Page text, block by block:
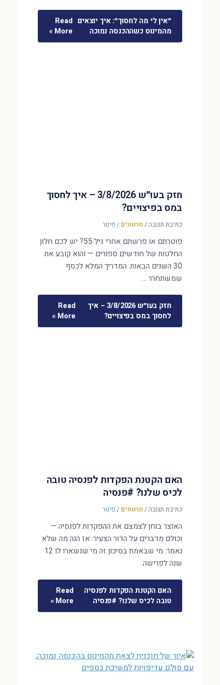
״אין לי מה לחסוך״: איך יוצאים
מהמינוס כשההכנסה נמוכה
Read
More »
חזק בעו״ש 3/8/2026 – איך לחסוך
במס בפיצויים?
כתיבת תגובה/סרטונים / פיטר
פוטרתם או פרשתם אחרי גיל 55? יש לכם חלון
החלטות של חודשים ספורים — והוא קובע את
30 השנים הבאות. המדריך המלא לכסף
שמשתחרר …
חזק בעו״ש 3/8/2026 – איך
לחסוך במס בפיצויים?
Read
More »
האם הקטנת הפקדות לפנסיה טובה
לכיס שלנו? #פנסיה
כתיבת תגובה/סרטונים / פיטר
האוצר בוחן לצמצם את ההפקדות לפנסיה —
וכולם מדברים על הדור הצעיר. אז הנה מה שלא
נאמר: מי שבאמת בסיכון זה מי שנשארו לו 12
שנה לפרישה.
האם הקטנת הפקדות לפנסיה
טובה לכיס שלנו? #פנסיה
Read
More »